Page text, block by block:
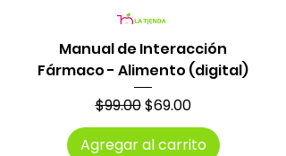
Manual de Interacción
Fármaco - Alimento (digital)
Precio
$99.00Precio de oferta
$69.00
Agregar al carrito